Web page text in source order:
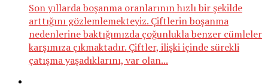
Son yıllarda boşanma oranlarının hızlı bir şekilde
arttığını gözlemlemekteyiz. Çiftlerin boşanma
nedenlerine baktığımızda çoğunlukla benzer cümleler
karşımıza çıkmaktadır. Çiftler, ilişki içinde sürekli
çatışma yaşadıklarını, var olan...